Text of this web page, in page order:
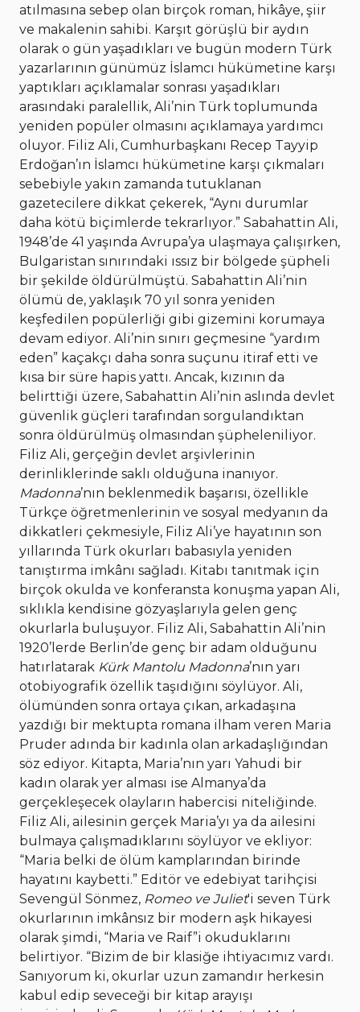
atılmasına sebep olan birçok roman, hikâye, şiir
ve makalenin sahibi. Karşıt görüşlü bir aydın
olarak o gün yaşadıkları ve bugün modern Türk
yazarlarının günümüz İslamcı hükümetine karşı
yaptıkları açıklamalar sonrası yaşadıkları
arasındaki paralellik, Ali’nin Türk toplumunda
yeniden popüler olmasını açıklamaya yardımcı
oluyor. Filiz Ali, Cumhurbaşkanı Recep Tayyip
Erdoğan’ın İslamcı hükümetine karşı çıkmaları
sebebiyle yakın zamanda tutuklanan
gazetecilere dikkat çekerek, “Aynı durumlar
daha kötü biçimlerde tekrarlıyor.” Sabahattin Ali,
1948’de 41 yaşında Avrupa’ya ulaşmaya çalışırken,
Bulgaristan sınırındaki ıssız bir bölgede şüpheli
bir şekilde öldürülmüştü. Sabahattin Ali’nin
ölümü de, yaklaşık 70 yıl sonra yeniden
keşfedilen popülerliği gibi gizemini korumaya
devam ediyor. Ali’nin sınırı geçmesine “yardım
eden” kaçakçı daha sonra suçunu itiraf etti ve
kısa bir süre hapis yattı. Ancak, kızının da
belirttiği üzere, Sabahattin Ali’nin aslında devlet
güvenlik güçleri tarafından sorgulandıktan
sonra öldürülmüş olmasından şüpheleniliyor.
Filiz Ali, gerçeğin devlet arşivlerinin
derinliklerinde saklı olduğuna inanıyor.
Madonna’nın beklenmedik başarısı, özellikle
Türkçe öğretmenlerinin ve sosyal medyanın da
dikkatleri çekmesiyle, Filiz Ali’ye hayatının son
yıllarında Türk okurları babasıyla yeniden
tanıştırma imkânı sağladı. Kitabı tanıtmak için
birçok okulda ve konferansta konuşma yapan Ali,
sıklıkla kendisine gözyaşlarıyla gelen genç
okurlarla buluşuyor. Filiz Ali, Sabahattin Ali’nin
1920’lerde Berlin’de genç bir adam olduğunu
hatırlatarak Kürk Mantolu Madonna’nın yarı
otobiyografik özellik taşıdığını söylüyor. Ali,
ölümünden sonra ortaya çıkan, arkadaşına
yazdığı bir mektupta romana ilham veren Maria
Pruder adında bir kadınla olan arkadaşlığından
söz ediyor. Kitapta, Maria’nın yarı Yahudi bir
kadın olarak yer alması ise Almanya’da
gerçekleşecek olayların habercisi niteliğinde.
Filiz Ali, ailesinin gerçek Maria’yı ya da ailesini
bulmaya çalışmadıklarını söylüyor ve ekliyor:
“Maria belki de ölüm kamplarından birinde
hayatını kaybetti.” Editör ve edebiyat tarihçisi
Sevengül Sönmez, Romeo ve Juliet'i seven Türk
okurlarının imkânsız bir modern aşk hikayesi
olarak şimdi, “Maria ve Raif”i okuduklarını
belirtiyor. “Bizim de bir klasiğe ihtiyacımız vardı.
Sanıyorum ki, okurlar uzun zamandır herkesin
kabul edip seveceği bir kitap arayışı